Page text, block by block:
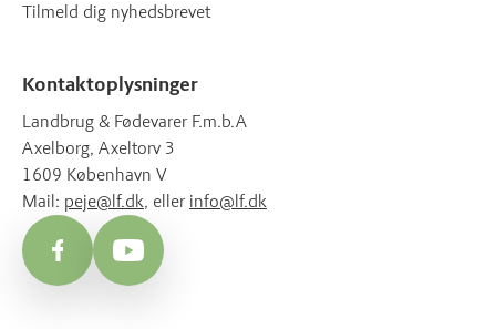
Tilmeld dig nyhedsbrevet
Kontaktoplysninger
Landbrug & Fødevarer F.m.b.A
Axelborg, Axeltorv 3
1609 København V
Mail: peje@lf.dk, eller info@lf.dk
FacebookYouTube